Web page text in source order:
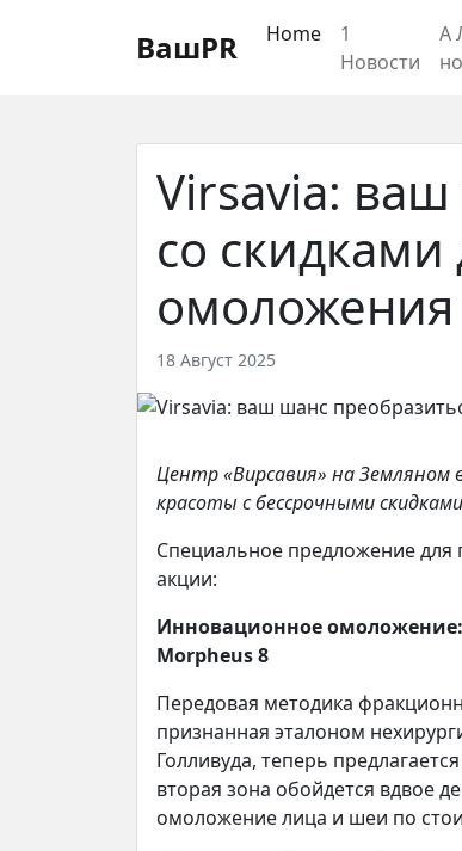
Восстановление пароля
ВашPR Home
1
Новости
А
Virsavia:
со
омоложения
18 Август 2025
Центр «Вирсавия» на Земляном
красоты с бессрочными
Специальное предложение
акции:
Инновационное омоложение:
Morpheus 8
Передовая методика
признанная эталоном
Голливуда, теперь
вторая зона обойдется вдвое
омоложение лица и шеи по